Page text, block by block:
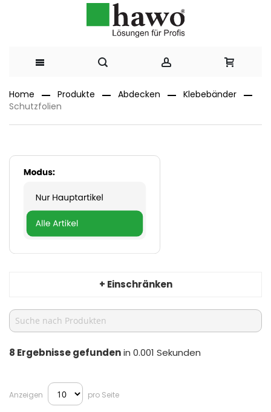
zum
Home Produkte Abdecken
Klebebänder
Schutzfolien
+ Einschränken
8 Ergebnisse gefundenin 0.001 Sekunden
Anzeigen pro Seite